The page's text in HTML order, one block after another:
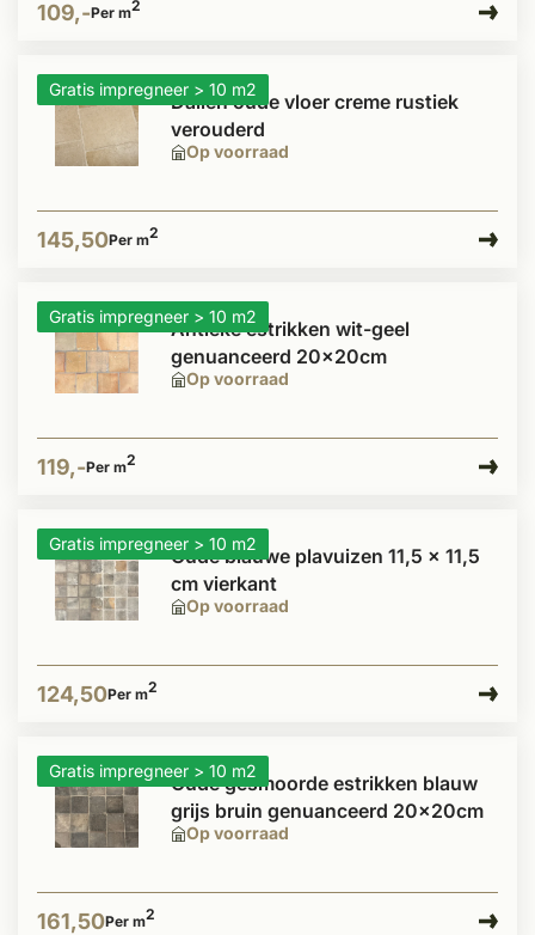
109,-Per m2
Gratis impregneer > 10 m2
Op voorraad
Dallen oude vloer creme rustiek
verouderd
145,50Per m2
Gratis impregneer > 10 m2
Op voorraad
Antieke estrikken wit-geel
genuanceerd 20x20cm
119,-Per m2
Gratis impregneer > 10 m2
Op voorraad
Oude blauwe plavuizen 11,5 x 11,5
cm vierkant
124,50Per m2
Gratis impregneer > 10 m2
Op voorraad
Oude gesmoorde estrikken blauw
grijs bruin genuanceerd 20x20cm
161,50Per m2